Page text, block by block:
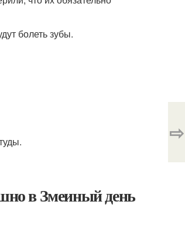
болеть зубы.
в Змеиный день
⇨